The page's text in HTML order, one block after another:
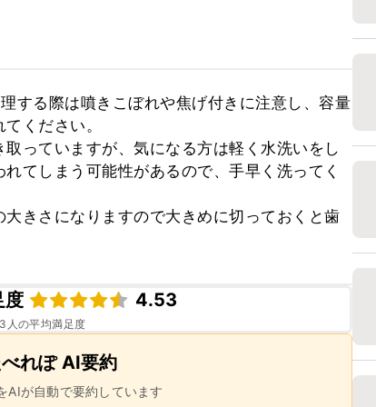
する際は噴きこぼれや焦げ付きに注意し、容量
ください。
っていますが、気になる方は軽く水洗いをし
てしまう可能性があるので、手早く洗ってく
きさになりますので大きめに切っておくと歯
度
4.53
人の平均満足度
れぽ AI要約
AIが自動で要約しています